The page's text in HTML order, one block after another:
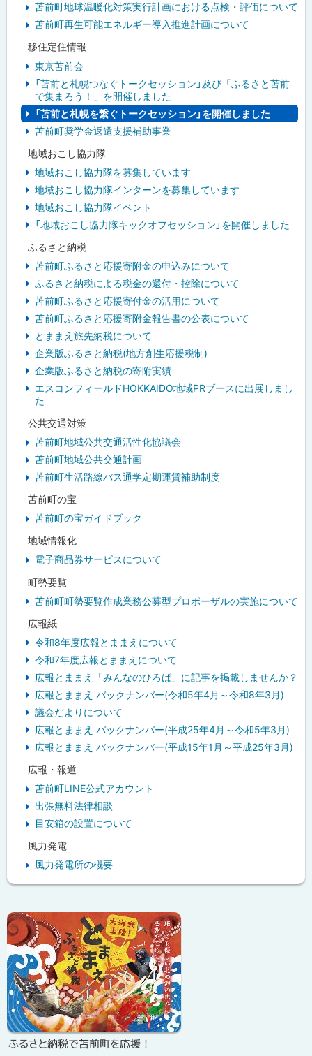
苫前町地球温暖化対策実行計画における点検・評価について
苫前町再生可能エネルギー導入推進計画について
移住定住情報
東京苫前会
「苫前と札幌つなぐトークセッション」及び「ふるさと苫前
で集まろう！」を開催しました
「苫前と札幌を繋ぐトークセッション」を開催しました
苫前町奨学金返還支援補助事業
地域おこし協力隊
地域おこし協力隊を募集しています
地域おこし協力隊インターンを募集しています
地域おこし協力隊イベント
「地域おこし協力隊キックオフセッション」を開催しました
ふるさと納税
苫前町ふるさと応援寄附金の申込みについて
ふるさと納税による税金の還付・控除について
苫前町ふるさと応援寄付金の活用について
苫前町ふるさと応援寄附金報告書の公表について
とままえ旅先納税について
企業版ふるさと納税(地方創生応援税制)
企業版ふるさと納税の寄附実績
エスコンフィールドHOKKAIDO地域PRブースに出展しまし
た
公共交通対策
苫前町地域公共交通活性化協議会
苫前町地域公共交通計画
苫前町生活路線バス通学定期運賃補助制度
苫前町の宝
苫前町の宝ガイドブック
地域情報化
電子商品券サービスについて
町勢要覧
苫前町町勢要覧作成業務公募型プロポーザルの実施について
広報紙
令和8年度広報とままえについて
令和7年度広報とままえについて
広報とままえ「みんなのひろば」に記事を掲載しませんか？
広報とままえ バックナンバー(令和5年4月～令和8年3月)
議会だよりについて
広報とままえ バックナンバー(平成25年4月～令和5年3月)
広報とままえ バックナンバー(平成15年1月～平成25年3月)
広報・報道
苫前町LINE公式アカウント
出張無料法律相談
目安箱の設置について
風力発電
風力発電所の概要
ッ
ク
ア
ッ
プ
ふるさと納税で苫前町を応援！